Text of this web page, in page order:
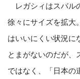
レガシィはスバル
徐々にサイズを拡大
はいいにくい状況に
とまがないのだが、
ではなく、「日本の